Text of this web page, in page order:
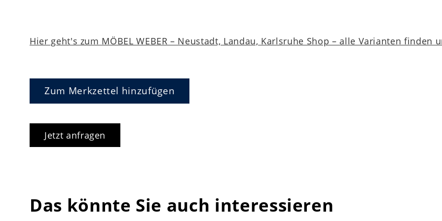
Hier geht's zum MÖBEL WEBER – Neustadt, Landau, Karlsruhe Shop – alle Varianten finden
Zum Merkzettel hinzufügen
Jetzt anfragen
Das könnte Sie auch interessieren